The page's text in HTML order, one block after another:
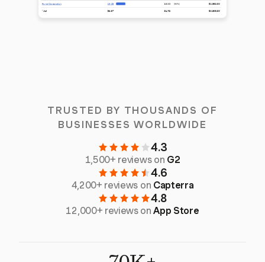
TRUSTED BY THOUSANDS OF
BUSINESSES WORLDWIDE
4.3
1,500+ reviews on G2
4.6
4,200+ reviews on Capterra
4.8
12,000+ reviews onApp Store